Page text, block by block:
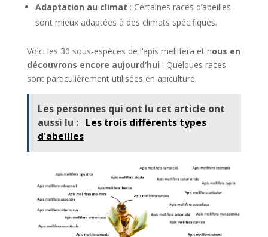
Adaptation au climat : Certaines races d’abeilles
sont mieux adaptées à des climats spécifiques.
Voici les 30 sous-espèces de l’apis mellifera et nous en
découvrons encore aujourd’hui ! Quelques races
sont particulièrement utilisées en apiculture.
Les personnes qui ont lu cet article ont
aussi lu : Les trois différents types
d'abeilles